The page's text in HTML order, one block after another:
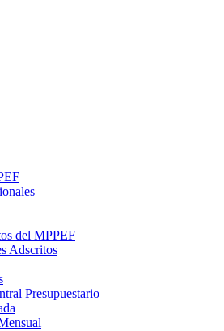
del MPPEF
Adscritos
Presupuestario